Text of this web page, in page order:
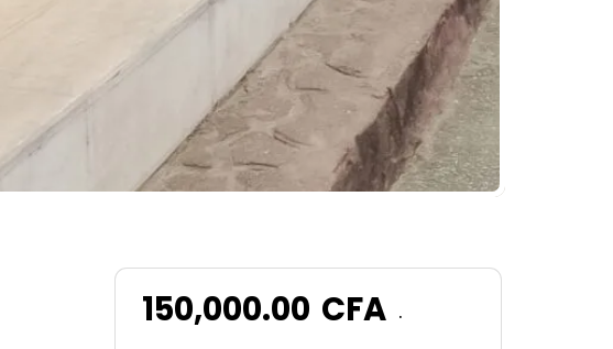
150,000.00 CFA .